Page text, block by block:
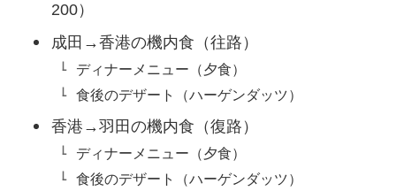
200）
成田→香港の機内食（往路）
ディナーメニュー（夕食）
食後のデザート（ハーゲンダッツ）
香港→羽田の機内食（復路）
ディナーメニュー（夕食）
食後のデザート（ハーゲンダッツ）